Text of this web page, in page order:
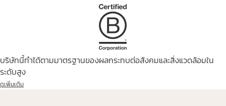
บริษัทนี้ทำได้ตามมาตรฐานของผลกระทบต่อสังคมและสิ่งแวดล้อมใน
ระดับสูง
ดูเพิ่มเติม